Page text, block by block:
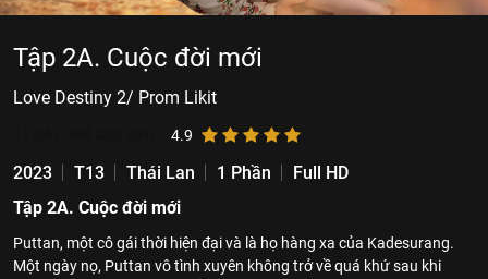
Tập 2A. Cuộc đời mới
Love Destiny 2/ Prom Likit
4.9
2023 T13 Thái Lan 1 Phần
Full HD
Tập 2A. Cuộc đời mới
Puttan, một cô gái thời hiện đại và là họ hàng xa của Kadesurang.
Một ngày nọ, Puttan vô tình xuyên không trở về quá khứ sau khi